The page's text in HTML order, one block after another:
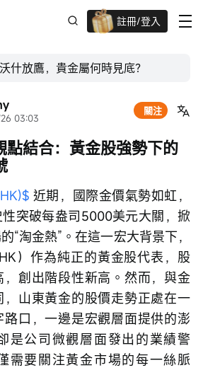
註冊/登入
什放鷹，貴金屬何時見底？
03:03
關注
結合：黃金股強勢下的
近期，國際金價氣勢如虹，
突破每盎司5000美元大關，掀
“淘金熱”。在這一宏大背景下，
）作為純正的黃金股代表，股
創出階段性新高。然而，與金
山東黃金的股價走勢正處在一
口，一邊是宏觀層面提供的澎
是公司微觀層面發出的業績警
需要關注黃金市場的每一絲脈